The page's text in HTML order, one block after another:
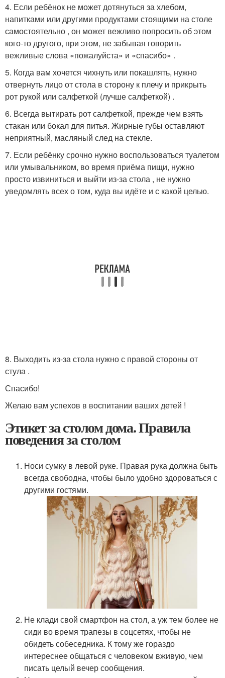
4. Если ребёнок не может дотянуться за хлебом,
напитками или другими продуктами стоящими на столе
самостоятельно , он может вежливо попросить об этом
кого-то другого, при этом, не забывая говорить
вежливые слова «пожалуйста» и «спасибо» .
5. Когда вам хочется чихнуть или покашлять, нужно
отвернуть лицо от стола в сторону к плечу и прикрыть
рот рукой или салфеткой (лучше салфеткой) .
6. Всегда вытирать рот салфеткой, прежде чем взять
стакан или бокал для питья. Жирные губы оставляют
неприятный, масляный след на стекле.
7. Если ребёнку срочно нужно воспользоваться туалетом
или умывальником, во время приёма пищи, нужно
просто извиниться и выйти из-за стола , не нужно
уведомлять всех о том, куда вы идёте и с какой целью.
8. Выходить из-за стола нужно с правой стороны от
стула .
Спасибо!
Желаю вам успехов в воспитании ваших детей !
Этикет за столом дома. Правила
поведения за столом
Носи сумку в левой руке. Правая рука должна быть
всегда свободна, чтобы было удобно здороваться с
другими гостями.
Не клади свой смартфон на стол, а уж тем более не
сиди во время трапезы в соцсетях, чтобы не
обидеть собеседника. К тому же гораздо
интереснее общаться с человеком вживую, чем
писать целый вечер сообщения.